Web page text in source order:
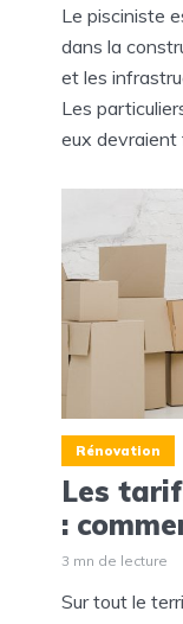
Le pisciniste
dans la
et les
Les
eux devraient
Rénovation
Les
:
3 mn de lecture
Sur tout le